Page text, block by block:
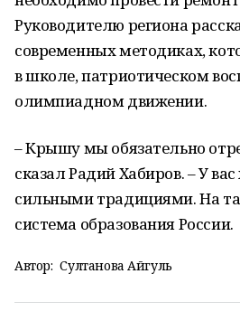
Руководителю региона
современных методиках,
в школе, патриотическом
олимпиадном движении.
– Крышу мы обязательно
сказал Радий Хабиров. – У
сильными традициями. На
система образования России.
Автор: Султанова Айгуль